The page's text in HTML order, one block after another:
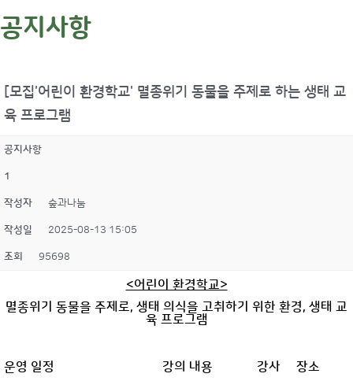
공지사항
[모집'어린이 환경학교' 멸종위기 동물을 주제로 하는 생태 교
육 프로그램
공지사항
1
작성자 숲과나눔
작성일 2025-08-13 15:05
조회 95698
<어린이 환경학교>
멸종위기 동물을 주제로, 생태 의식을 고취하기 위한 환경, 생태 교
육 프로그램
운영 일정 강의 내용 강사 장소